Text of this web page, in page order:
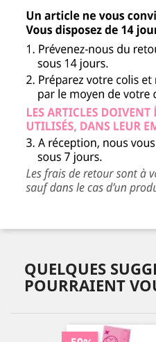
QUELQUES
POURRAIENT